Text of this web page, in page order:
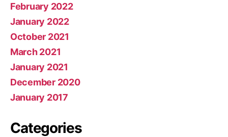
February 2022
January 2022
October 2021
March 2021
January 2021
December 2020
January 2017
Categories